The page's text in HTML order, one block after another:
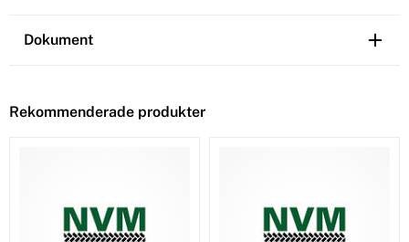
Dokument
Rekommenderade produkter